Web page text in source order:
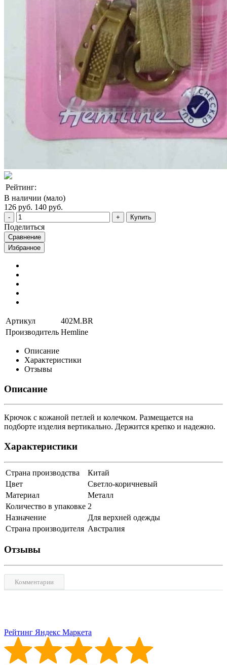
Рейтинг:
В наличии (мало)
126 руб. 140 руб.
Купить
Поделиться
Сравнение
Избранное
Артикул
402M.BR
Производитель Hemline
Описание
Характеристики
Отзывы
Описание
Крючок с кожаной петлей и колечком. Размещается на
подборте изделия вертикально. Держится крепко и надежно.
Характеристики
Страна производства
Китай
Цвет
Светло-коричневый
Материал
Металл
Количество в упаковке 2
Назначение
Для верхней одежды
Страна производителя Австралия
Отзывы
Комментарии
Рейтинг Яндекс Маркета